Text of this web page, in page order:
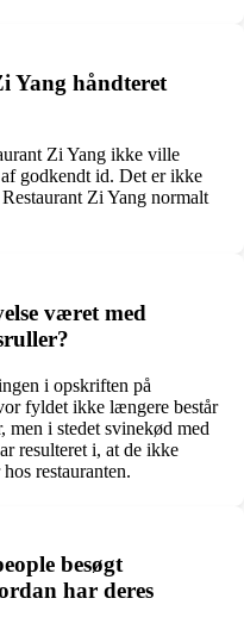
Yang håndteret
Zi Yang ikke ville
godkendt id. Det er ikke
Zi Yang normalt
været med
i opskriften på
fyldet ikke længere består
men i stedet svinekød med
resulteret i, at de ikke
restauranten.
besøgt
har deres